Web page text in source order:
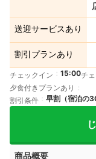
送迎サービスあり
割引プランあり
チェックイン 15:00チ
夕食付きプランあり
割引条件
早割（宿泊の
商品概要